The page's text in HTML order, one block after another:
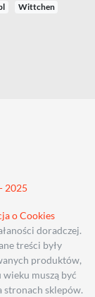
Wittchen
2025
o Cookies
doradczej.
treści były
produktów,
muszą być
stronach sklepów.